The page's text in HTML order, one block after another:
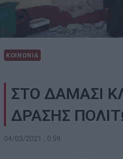
ΚΟΙΝΩΝΙΑ
ΣΤΟ ΔΑΜΑΣΙ
ΔΡΑΣΗΣ
04/03/2021 , 0:59